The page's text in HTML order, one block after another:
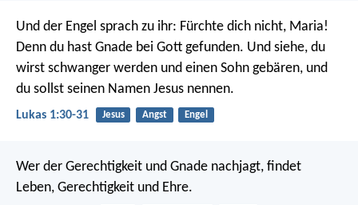
Und der Engel sprach zu ihr: Fürchte dich nicht, Maria!
Denn du hast Gnade bei Gott gefunden. Und siehe, du
wirst schwanger werden und einen Sohn gebären, und
du sollst seinen Namen Jesus nennen.
Lukas 1:30-31 Jesus Angst Engel
Wer der Gerechtigkeit und Gnade nachjagt, findet
Leben, Gerechtigkeit und Ehre.